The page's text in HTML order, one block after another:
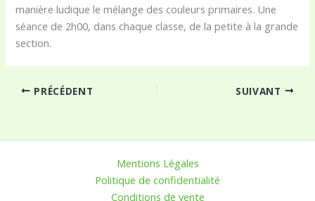
manière ludique le mélange des couleurs primaires. Une
séance de 2h00, dans chaque classe, de la petite à la grande
section.
PRÉCÉDENT SUIVANT
Mentions Légales
Politique de confidentialité
Conditions de vente